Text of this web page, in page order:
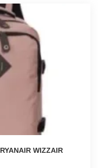
WIZZAIR